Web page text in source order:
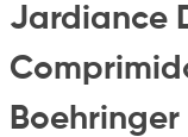
Jardiance
Boehringer